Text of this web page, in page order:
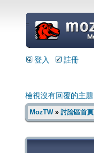
=
登入 註冊
檢視沒有回覆的主題
MozTW» 討論區首頁